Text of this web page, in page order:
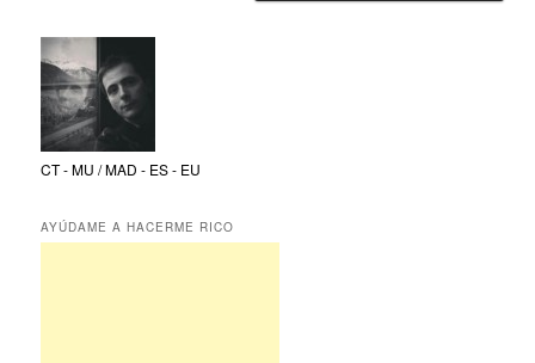
CT - MU / MAD - ES - EU
AYÚDAME A HACERME RICO